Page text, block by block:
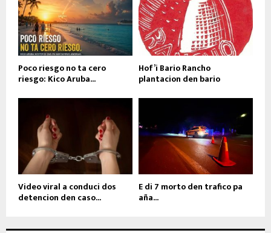
Poco riesgo no ta cero
riesgo: Kico Aruba...
Hof’i Bario Rancho
plantacion den bario
Video viral a conduci dos
detencion den caso...
E di 7 morto den trafico pa
aña...